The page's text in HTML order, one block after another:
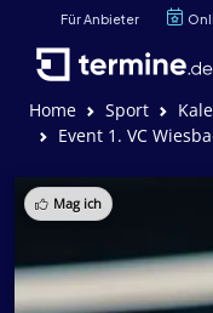
Für Anbieter
Home Sport
Event 1. VC
Mag ich